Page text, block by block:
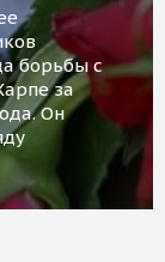
борьбы с
за
Он